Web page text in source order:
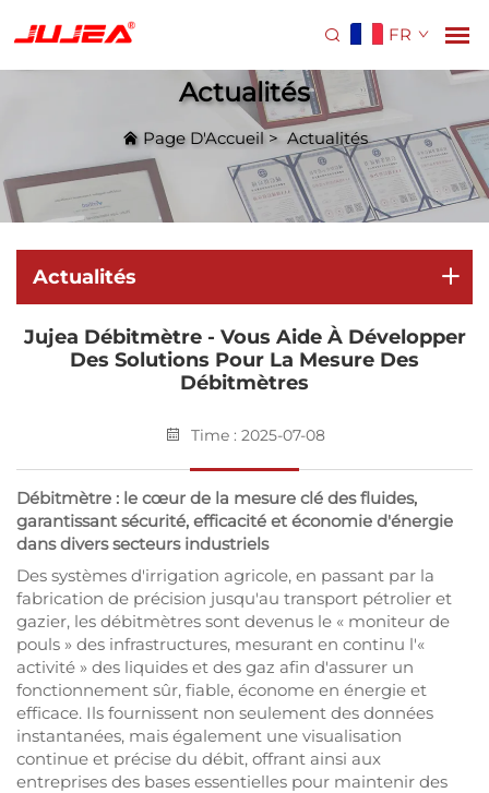
FR
Actualités
Page D'Accueil> Actualités
Actualités
Jujea Débitmètre - Vous Aide À Développer
Des Solutions Pour La Mesure Des
Débitmètres
Time : 2025-07-08
Débitmètre : le cœur de la mesure clé des fluides,
garantissant sécurité, efficacité et économie d'énergie
dans divers secteurs industriels
Des systèmes d'irrigation agricole, en passant par la
fabrication de précision jusqu'au transport pétrolier et
gazier, les débitmètres sont devenus le « moniteur de
pouls » des infrastructures, mesurant en continu l'«
activité » des liquides et des gaz afin d'assurer un
fonctionnement sûr, fiable, économe en énergie et
efficace. Ils fournissent non seulement des données
instantanées, mais également une visualisation
continue et précise du débit, offrant ainsi aux
entreprises des bases essentielles pour maintenir des